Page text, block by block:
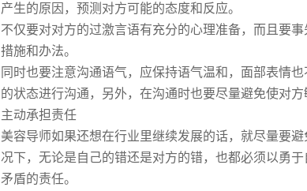
产生的原因，预测对方可能的态度和反应。
不仅要对对方的过激言语有充分的心理准备，而且要
措施和办法。
同时也要注意沟通语气，应保持语气温和，面部表情
的状态进行沟通，另外，在沟通时也要尽量避免使对方
主动承担责任
美容导师如果还想在行业里继续发展的话，就尽量要
况下，无论是自己的错还是对方的错，也都必须以勇
矛盾的责任。